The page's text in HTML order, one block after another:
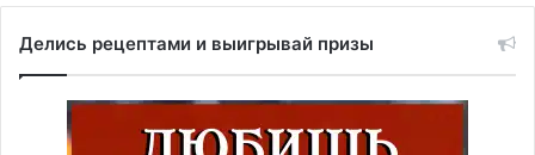
Делись рецептами и выигрывай призы